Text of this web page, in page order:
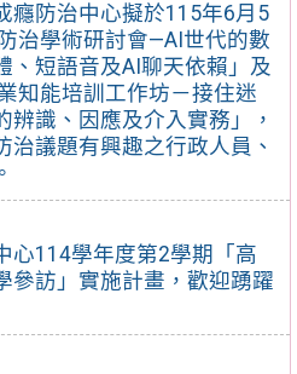
癮防治中心擬於115年6月5
治學術研討會—AI世代的數
、短語音及AI聊天依賴」及
知能培訓工作坊－接住迷
辨識、因應及介入實務」，
議題有興趣之行政人員、
心114學年度第2學期「高
參訪」實施計畫，歡迎踴躍